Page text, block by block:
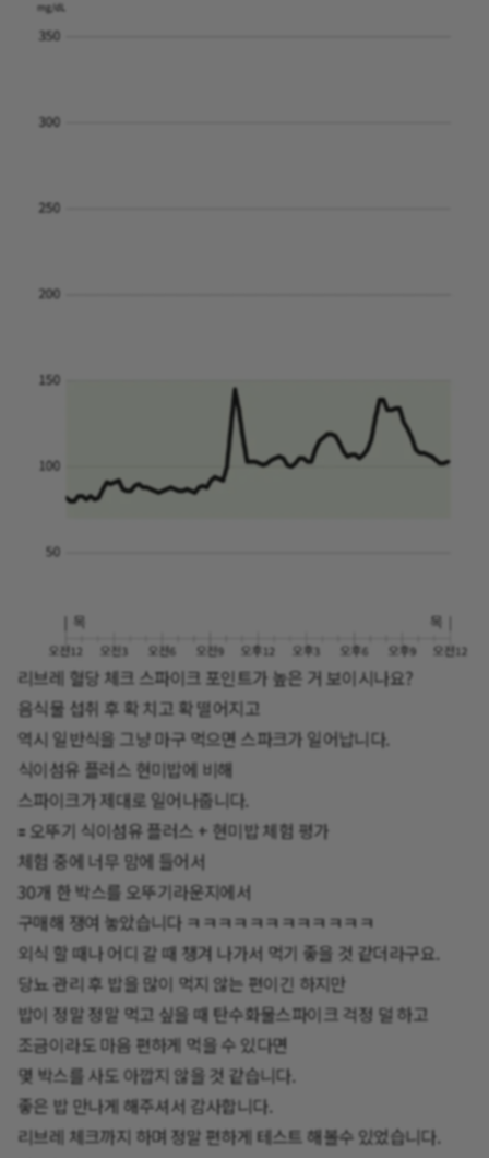
리브레 혈당 체크 스파이크 포인트가 높은 거 보이시나요?
음식물 섭취 후 확 치고 확 떨어지고
역시 일반식을 그냥 마구 먹으면 스파크가 일어납니다.
식이섬유 플러스 현미밥에 비해
스파이크가 제대로 일어나줍니다.
🟰 오뚜기 식이섬유 플러스 + 현미밥 체험 평가
체험 중에 너무 맘에 들어서
30개 한 박스를 오뚜기라운지에서
구매해 쟁여 놓았습니다 ㅋㅋㅋㅋㅋㅋㅋㅋㅋㅋㅋㅋ
외식 할 때나 어디 갈 때 챙겨 나가서 먹기 좋을 것 같더라구요.
당뇨 관리 후 밥을 많이 먹지 않는 편이긴 하지만
밥이 정말 정말 먹고 싶을 때 탄수화물스파이크 걱정 덜 하고
조금이라도 마음 편하게 먹을 수 있다면
몇 박스를 사도 아깝지 않을 것 같습니다.
좋은 밥 만나게 해주셔서 감사합니다.
리브레 체크까지 하며 정말 편하게 테스트 해볼수 있었습니다.